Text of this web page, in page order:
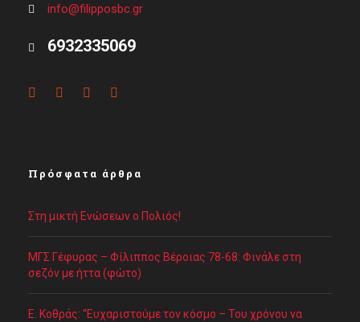
info@filipposbc.gr
6932335069
Πρόσφατα άρθρα
Στη μικτή Ενώσεων ο Πολιός!
ΜΓΣ Γέφυρας – Φίλιππος Βέροιας 78-68: Φινάλε στη
σεζόν με ήττα (φώτο)
Ε. Κοθράς: “Ευχαριστούμε τον κόσμο – Του χρόνου να